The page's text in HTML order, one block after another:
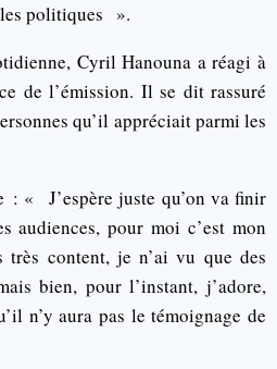
politiques ».
Cyril Hanouna a réagi à
de l’émission. Il se dit rassuré
qu’il appréciait parmi les
: « J’espère juste qu’on va finir
audiences, pour moi c’est mon
content, je n’ai vu que des
bien, pour l’instant, j’adore,
n’y aura pas le témoignage de